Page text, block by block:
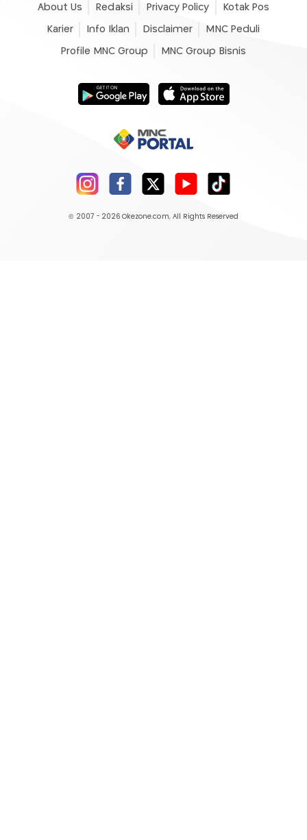
About Us Redaksi Privacy Policy Kotak Pos
Karier Info Iklan Disclaimer MNC Peduli
Profile MNC Group MNC Group Bisnis
© 2007 - 2026 Okezone.com, All Rights Reserved